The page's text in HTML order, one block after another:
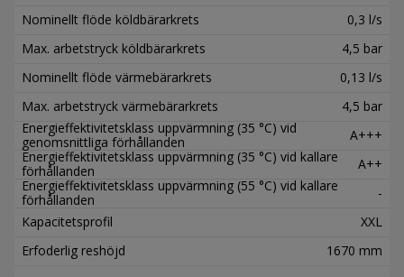
Nominellt flöde köldbärarkrets
0,3 l/s
Max. arbetstryck köldbärarkrets
4,5 bar
Nominellt flöde värmebärarkrets
0,13 l/s
Max. arbetstryck värmebärarkrets
4,5 bar
Energieffektivitetsklass uppvärmning (35 °C) vid
genomsnittliga förhållanden
A+++
Energieffektivitetsklass uppvärmning (35 °C) vid kallare
förhållanden
A++
Energieffektivitetsklass uppvärmning (55 °C) vid kallare
förhållanden
-
Kapacitetsprofil
XXL
Erfoderlig reshöjd
1670 mm